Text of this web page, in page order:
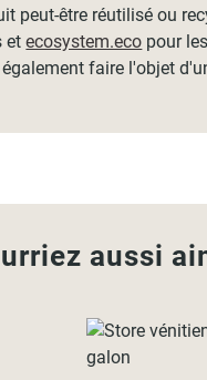
peut-être réutilisé ou
etecosystem.eco pour
faire l'objet
aussi